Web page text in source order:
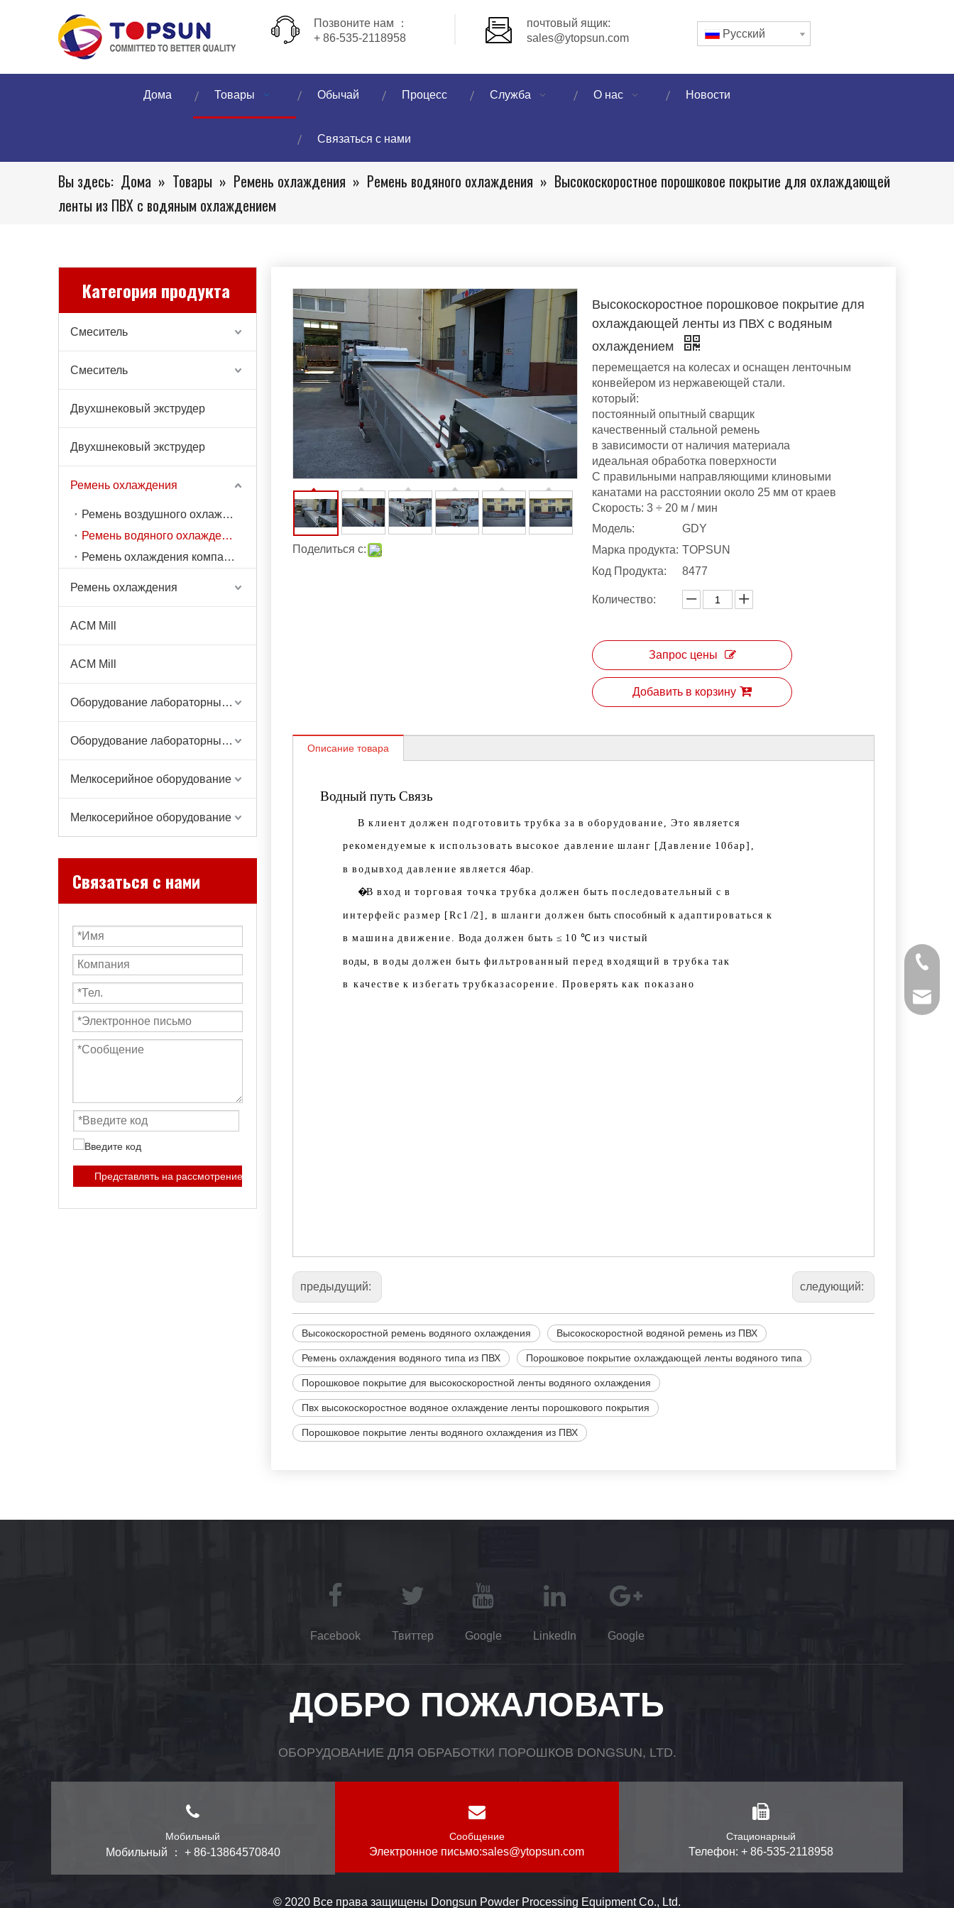
Позвоните нам ：
+ 86-535-2118958
почтовый ящик:
sales@ytopsun.com
Pусский
Дома Товары Обычай Процесс Служба О нас Новости
Связаться с нами
Вы здесь: Дома » Товары » Ремень охлаждения » Ремень водяного охлаждения » Высокоскоростное порошковое покрытие для охлаждающей
ленты из ПВХ с водяным охлаждением
Категория продукта
Смеситель
Смеситель
Двухшнековый экструдер
Двухшнековый экструдер
Ремень охлаждения
Ремень воздушного охлаждения
Ремень водяного охлаждения
Ремень охлаждения компактного типа из полиуретана
Ремень охлаждения
ACM Mill
ACM Mill
Оборудование лабораторных весов
Оборудование лабораторных весов
Мелкосерийное оборудование
Мелкосерийное оборудование
Связаться с нами
Представлять на рассмотрение
Поделиться с:
Высокоскоростное порошковое покрытие для
охлаждающей ленты из ПВХ с водяным
охлаждением
перемещается на колесах и оснащен ленточным
конвейером из нержавеющей стали.
который:
постоянный опытный сварщик
качественный стальной ремень
в зависимости от наличия материала
идеальная обработка поверхности
С правильными направляющими клиновыми
канатами на расстоянии около 25 мм от краев
Скорость: 3 ÷ 20 м / мин
Модель:
GDY
Марка продукта: TOPSUN
Код Продукта:
8477
Количество:
Запрос цены
Добавить в корзину
Описание товара
Водный путь Связь
В клиент должен подготовить трубка за в оборудование, Это является
рекомендуемые к использовать высокое давление шланг [Давление 10бар],
в водывход давление является 4бар.
�В вход и торговая точка трубка должен быть последовательный с в
интерфейс размер [Rc 1 /2], в шланги должен быть способный к адаптироваться к
в машина движение. Вода должен быть ≤ 10 ℃ из чистый
воды, в воды должен быть фильтрованный перед входящий в трубка так
в качестве к избегать трубказасорение. Проверять как показано
предыдущий: следующий:
Высокоскоростной ремень водяного охлаждения Высокоскоростной водяной ремень из ПВХ
Ремень охлаждения водяного типа из ПВХ Порошковое покрытие охлаждающей ленты водяного типа
Порошковое покрытие для высокоскоростной ленты водяного охлаждения
Пвх высокоскоростное водяное охлаждение ленты порошкового покрытия
Порошковое покрытие ленты водяного охлаждения из ПВХ
Facebook Твиттер Google LinkedIn Google
ДОБРО ПОЖАЛОВАТЬ
ОБОРУДОВАНИЕ ДЛЯ ОБРАБОТКИ ПОРОШКОВ DONGSUN, LTD.
Мобильный
Мобильный ： + 86-13864570840
Сообщение
Электронное письмо:sales@ytopsun.com
Стационарный
Телефон: + 86-535-2118958
© 2020 Все права защищены Dongsun Powder Processing Equipment Co., Ltd.
+ 86-